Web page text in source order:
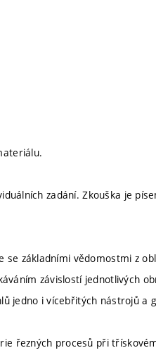
zadání. Zkouška je
základními vědomostmi z
závislostí jednotlivých
jedno i vícebřitých nástrojů a
řezných procesů při